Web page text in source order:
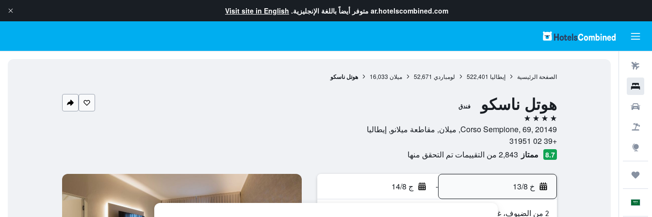
ar.hotelscombined.com متوفر أيضاً باللغة الإنجليزية. Visit site in English
الصفحة الرئيسية إيطاليا 522,401 لومباردي 52,671 ميلان 16,033 هوتل ناسكو
هوتل ناسكو فندق
4 نجوم
Corso Sempione, 69, 20149, ميلان, مقاطعة ميلانو, إيطاليا
+39 02 31951
8.7 ممتاز 2,843 من التقييمات تم التحقق منها
خ 13/8 - ج 14/8
2 من الضيوف، غرفة واحدة